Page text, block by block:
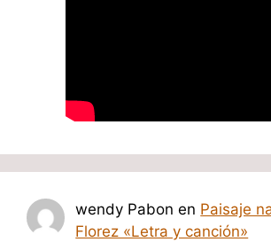
wendy Pabon en Paisaje
Florez «Letra y canción»